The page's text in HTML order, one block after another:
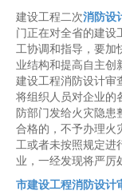
建设工程二次消防设
门正在对全省的建设
工协调和指导，要加
业结构和提高自主创
建设工程消防设计审
将组织人员对企业的
防部门发给火灾隐患
合格的，不予办理火
工或者未按照规定进
业，一经发现将严厉
市建设工程消防设计